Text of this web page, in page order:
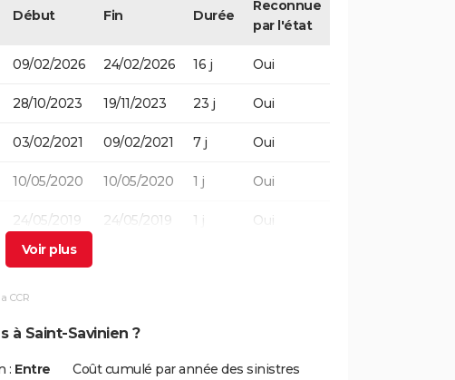
Début Fin Durée
Reconnue
par l'état
09/02/2026 24/02/2026 16 j Oui
28/10/2023 19/11/2023 23 j Oui
03/02/2021 09/02/2021 7 j Oui
10/05/2020 10/05/2020 1 j Oui
24/05/2019 24/05/2019 1 j Oui
27/02/2010
27/02/2010
CCR
à Saint-Savinien ?
: Entre
Coût cumulé par année des sinistres